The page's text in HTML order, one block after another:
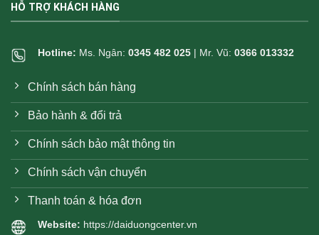
HỖ TRỢ KHÁCH HÀNG
Hotline: Ms. Ngân: 0345 482 025 | Mr. Vũ: 0366 013332
Chính sách bán hàng
Bảo hành & đổi trả
Chính sách bảo mật thông tin
Chính sách vận chuyển
Thanh toán & hóa đơn
Website: https://daiduongcenter.vn